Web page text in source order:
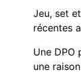
Jeu, set
récentes
Une DPO
une